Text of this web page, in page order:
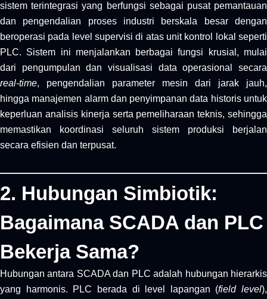
sistem terintegrasi yang berfungsi sebagai pusat pemantauan
dan pengendalian proses industri berskala besar dengan
beroperasi pada level supervisi di atas unit kontrol lokal seperti
PLC. Sistem ini menjalankan berbagai fungsi krusial, mulai
dari pengumpulan dan visualisasi data operasional secara
real-time, pengendalian parameter mesin dari jarak jauh,
hingga manajemen alarm dan penyimpanan data historis untuk
keperluan analisis kinerja serta pemeliharaan teknis, sehingga
memastikan koordinasi seluruh sistem produksi berjalan
secara efisien dan terpusat.
2. Hubungan Simbiotik:
Bagaimana SCADA dan PLC
Bekerja Sama?
Hubungan antara SCADA dan PLC adalah hubungan hierarkis
yang harmonis. PLC berada di level lapangan (field level),